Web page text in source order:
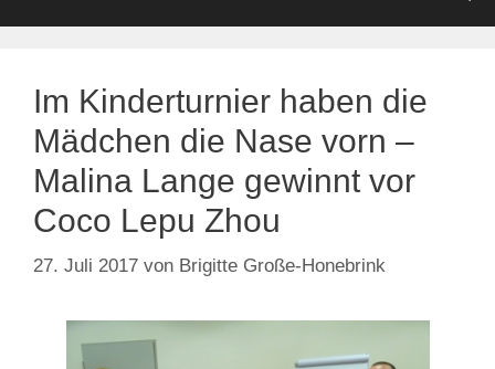
Im Kinderturnier haben die
Mädchen die Nase vorn –
Malina Lange gewinnt vor
Coco Lepu Zhou
27. Juli 2017 von Brigitte Große-Honebrink